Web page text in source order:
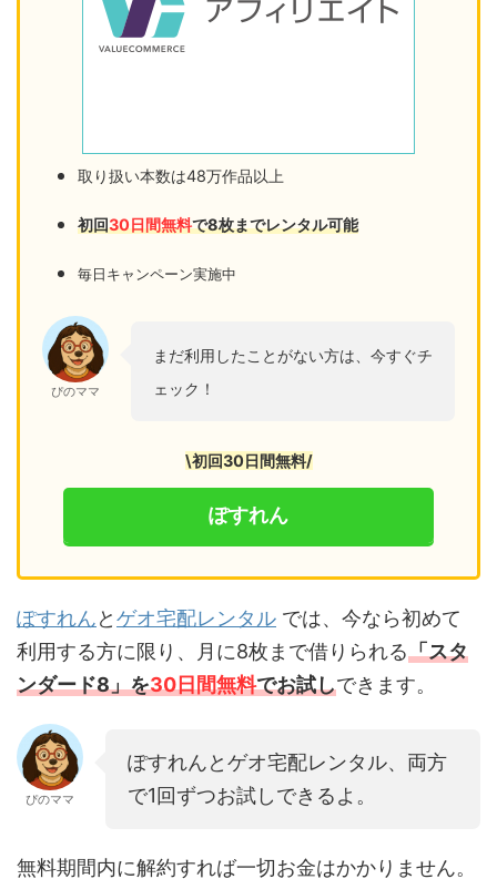
取り扱い本数は48万作品以上
初回30日間無料で8枚までレンタル可能
毎日キャンペーン実施中
ぴのママ
まだ利用したことがない方は、今すぐチ
ェック！
\初回30日間無料/
ぽすれん
ぽすれんとゲオ宅配レンタル では、今なら初めて
利用する方に限り、月に8枚まで借りられる「スタ
ンダード8」を30日間無料でお試しできます。
ぴのママ
ぽすれんとゲオ宅配レンタル、両方
で1回ずつお試しできるよ。
無料期間内に解約すれば一切お金はかかりません。